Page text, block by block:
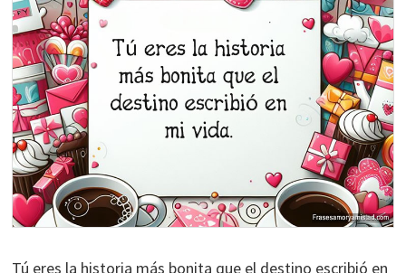
Tú eres la historia más bonita que el destino escribió en